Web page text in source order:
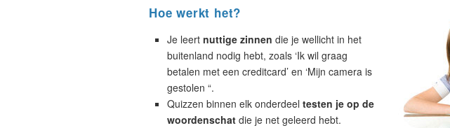
Hoe werkt het?
Je leert nuttige zinnen die je wellicht in het
buitenland nodig hebt, zoals ‘Ik wil graag
betalen met een creditcard’ en ‘Mijn camera is
gestolen “.
Quizzen binnen elk onderdeel testen je op de
woordenschat die je net geleerd hebt.